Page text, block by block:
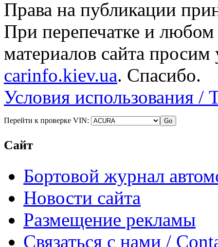
Права на публикации
При перепечатке и
материалов сайта просим
carinfo.kiev.ua. Спасибо.
Условия использования /
Перейти к проверке VIN:
Сайт
Бортовой журнал
Новости сайта
Размещение рекламы
Связаться с нами /